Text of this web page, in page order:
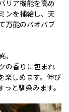
リア機能を高め
ンを補給し、天
万能のバオバブ
の香りに包まれ
楽しめます。伸び
っと馴染みます。